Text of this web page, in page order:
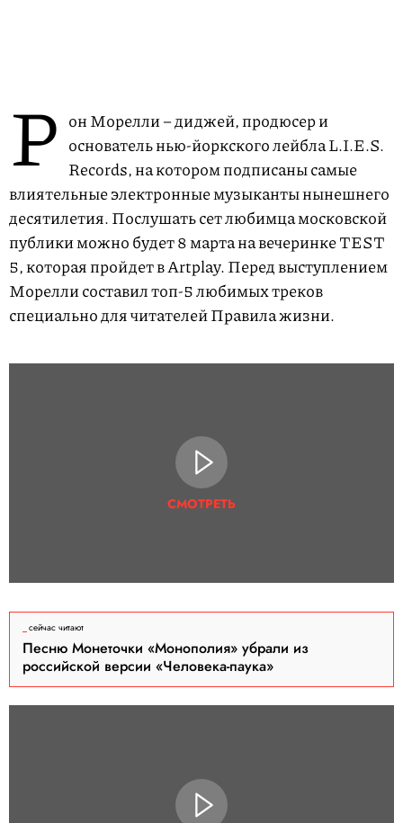
Р он Морелли – диджей, продюсер и
основатель нью-йоркского лейбла L.I.E.S.
Records, на котором подписаны самые
влиятельные электронные музыканты нынешнего
десятилетия. Послушать сет любимца московской
публики можно будет 8 марта на вечеринке TEST
5, которая пройдет в Artplay. Перед выступлением
Морелли составил топ-5 любимых треков
специально для читателей Правила жизни.
СМОТРЕТЬ
сейчас читают
Песню Монеточки «Монополия» убрали из
российской версии «Человека-паука»